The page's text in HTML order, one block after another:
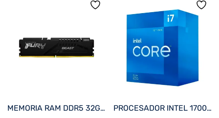
MEMORIA RAM DDR5 32GB 5200 KINGSTON FURY BEAST BK KF552C40BB-32 XMP PROCESADOR INTEL 1700 CORE I7-12700F 2.7GHZ/25MB C/COOL BX8071512700F